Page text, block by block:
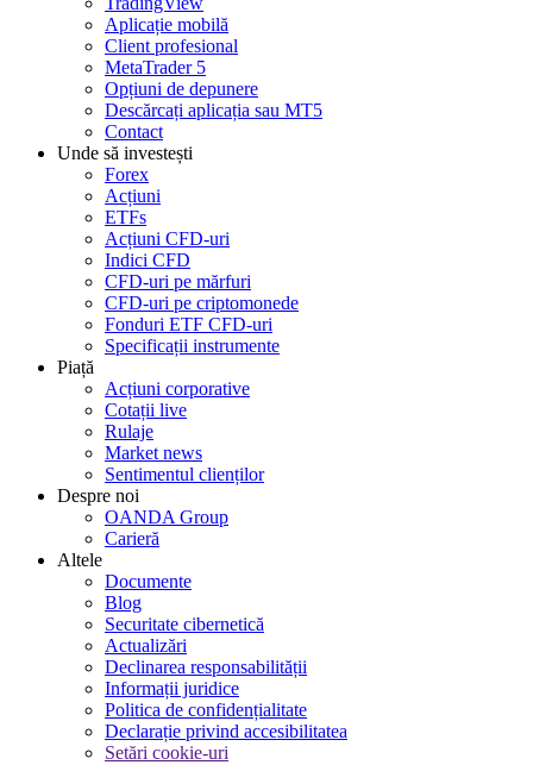
Aplicație mobilă
Client profesional
MetaTrader 5
Opțiuni de depunere
Descărcați aplicația sau MT5
Contact
Unde să investești
Forex
Acțiuni
ETFs
Acțiuni CFD-uri
Indici CFD
CFD-uri pe mărfuri
CFD-uri pe criptomonede
Fonduri ETF CFD-uri
Specificații instrumente
Piață
Acțiuni corporative
Cotații live
Rulaje
Market news
Sentimentul clienților
Despre noi
OANDA Group
Carieră
Altele
Documente
Blog
Securitate cibernetică
Actualizări
Declinarea responsabilității
Informații juridice
Politica de confidențialitate
Declarație privind accesibilitatea
Setări cookie-uri